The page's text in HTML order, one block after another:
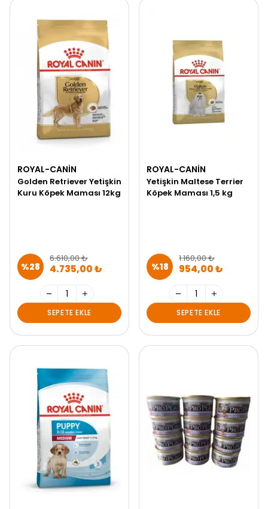
ROYAL-CANIN
Golden Retriever Yetişkin
Kuru Köpek Maması 12kg
%28
6.610,00 ₺
4.735,00 ₺
SEPETE EKLE
ROYAL-CANIN
Yetişkin Maltese Terrier
Köpek Maması 1,5 kg
%18
1.160,00 ₺
954,00 ₺
SEPETE EKLE